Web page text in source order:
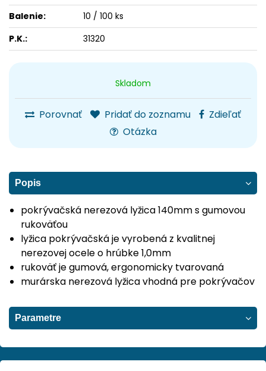
Skladom
Porovnať Pridať do zoznamu
Zdieľať
Otázka
Balenie:
10 / 100 ks
P.K.:
31320
Popis
pokrývačská nerezová lyžica 140mm s gumovou
rukoväťou
lyžica pokrývačská je vyrobená z kvalitnej
nerezovej ocele o hrúbke 1,0mm
rukoväť je gumová, ergonomicky tvarovaná
murárska nerezová lyžica vhodná pre pokrývačov
Parametre